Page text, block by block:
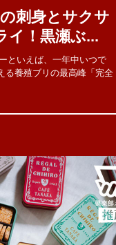
刺身とサクサ
イ！黒瀬ぶ...
といえば、一年中いつで
る養殖ブリの最高峰「完全